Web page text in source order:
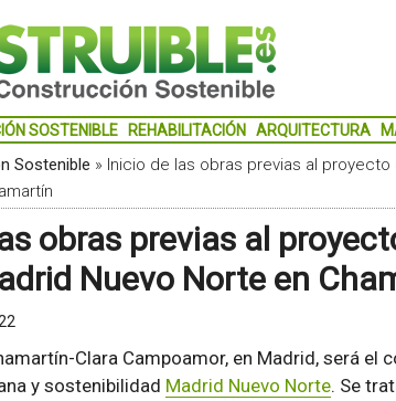
SOSTENIBLE REHABILITACIÓN ARQUITECTURA
Sostenible » Inicio de las obras previas al
obras previas al
Nuevo Norte en
Clara Campoamor, en Madrid, será el
y sostenibilidad Madrid Nuevo Norte. Se